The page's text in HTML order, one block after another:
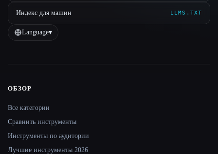
Индекс для машин LLMS.TXT
Language▾
Site navigation
ОБЗОР
Все категории
Сравнить инструменты
Инструменты по аудитории
Лучшие инструменты 2026